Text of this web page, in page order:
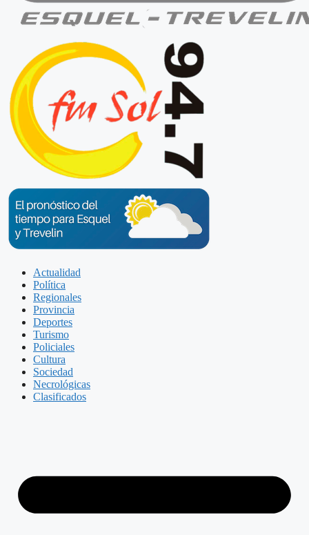
Actualidad
Política
Regionales
Provincia
Deportes
Turismo
Policiales
Cultura
Sociedad
Necrológicas
Clasificados